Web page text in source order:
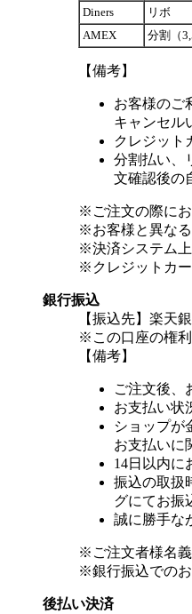
Diners
リボ
AMEX
分割（
【備考】
お客様のご
キャンセル
クレジット
分割払い、
文確認後の
※ご注文の際にお
※お客様と異なる
※決済システム上
※クレジットカ
銀行振込
【振込先】楽天
※この口座の権利
【備考】
ご注文後、
お支払い状
ショップが
お支払いに
14日以内に
振込の取扱
グにてお振
誠に勝手な
※ご注文者様名義
※銀行振込での
後払い決済